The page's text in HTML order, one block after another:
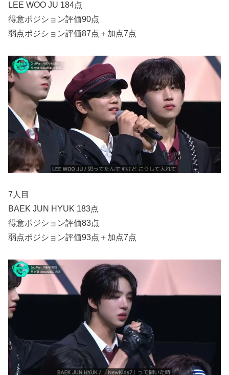
LEE WOO JU 184点
得意ポジション評価90点
弱点ポジション評価87点＋加点7点
7人目
BAEK JUN HYUK 183点
得意ポジション評価83点
弱点ポジション評価93点＋加点7点